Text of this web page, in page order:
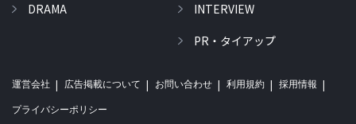
DRAMA
INTERVIEW
PR・タイアップ
運営会社 広告掲載について お問い合わせ 利用規約 採用情報
プライバシーポリシー